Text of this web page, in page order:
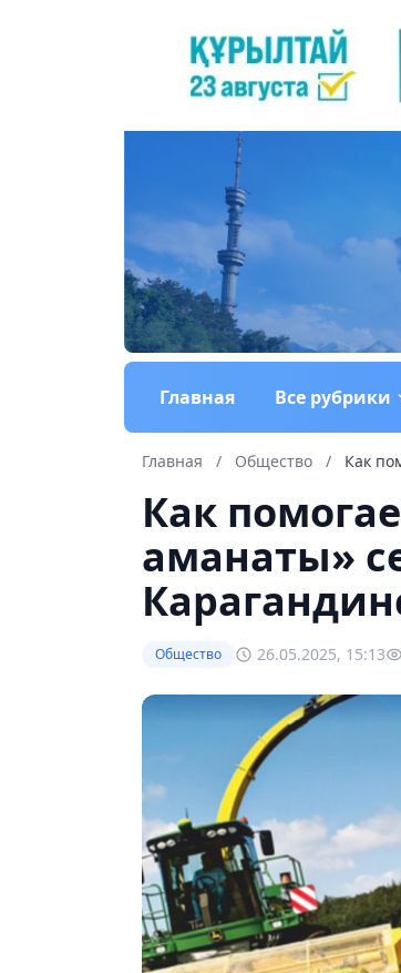
Главная Все рубрики
Главная / Общество / Как
Как
аманаты»
Общество 26.05.2025, 15:13